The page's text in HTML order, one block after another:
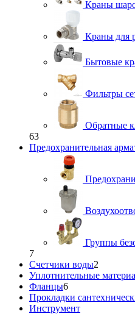
Краны
Краны для
Бытовые
Фильтры
Обратные
63
Предохранительная
Группы
7
Счетчики воды2
Уплотнительные
Фланцы6
Прокладки
Инструмент